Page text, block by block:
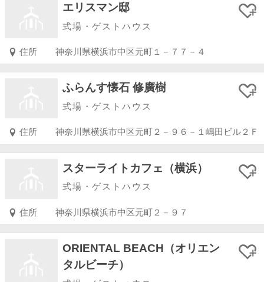
エリスマン邸
式場・ゲストハウス
住所 神奈川県横浜市中区元町１－７７－４
ふらんす懐石 修廣樹
式場・ゲストハウス
住所 神奈川県横浜市中区元町２－９６－１嶋田ビル２Ｆ
スターライトカフェ（横浜）
式場・ゲストハウス
住所 神奈川県横浜市中区元町２－９７
ORIENTAL BEACH（オリエン
タルビーチ）